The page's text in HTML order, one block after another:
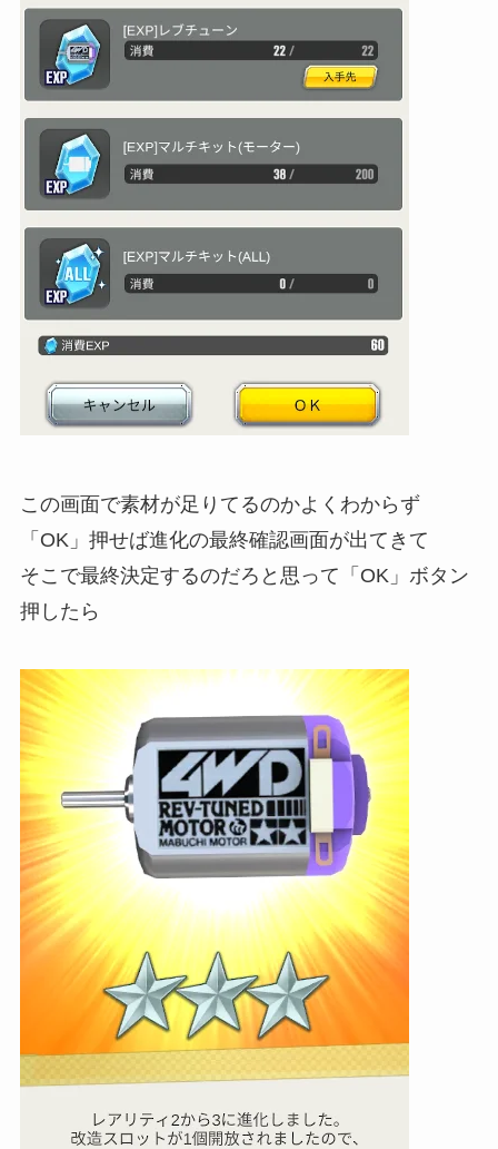
この画面で素材が足りてるのかよくわからず
「OK」押せば進化の最終確認画面が出てきて
そこで最終決定するのだろと思って「OK」ボタン
押したら